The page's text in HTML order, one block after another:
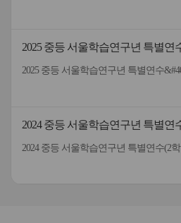
2025 중등 서울학습연구년 특별연
2024 중등 서울학습연구년 특별연